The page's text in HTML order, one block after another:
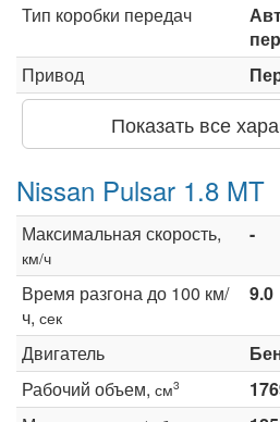
Тип коробки передач
Привод
Показать все
Nissan Pulsar 1.8 MT
Максимальная скорость,
км/ч
-
Время разгона до 100 км/
ч, сек
9.0
Двигатель
Рабочий объем, см3